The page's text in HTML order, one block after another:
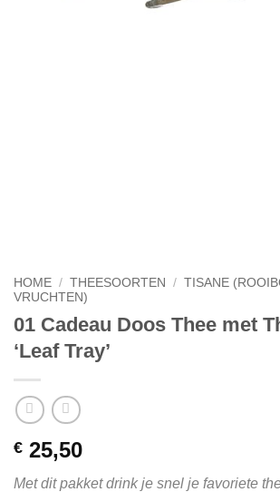
HOME / THEESOORTEN / TISANE
VRUCHTEN)
01 Cadeau Doos Thee met
‘Leaf Tray’
€ 25,50
Met dit pakket drink je snel je favoriete